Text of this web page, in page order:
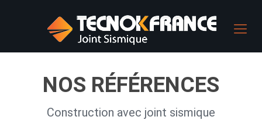
NOS RÉFÉRENCES
Construction avec joint sismique